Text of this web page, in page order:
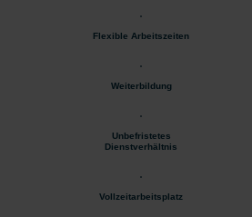
Flexible Arbeitszeiten
Weiterbildung
Unbefristetes
Dienstverhältnis
Vollzeitarbeitsplatz